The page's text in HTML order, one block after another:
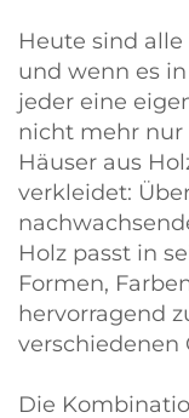
Heute sind
und wenn es
jeder eine
nicht mehr nur
Häuser aus
verkleidet:
Holz passt in
Formen,
hervorragend
verschiedenen
Die